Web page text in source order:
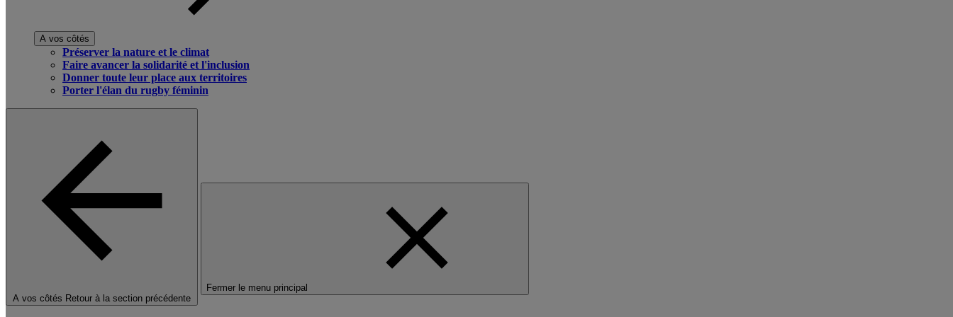
A vos côtés
Préserver la nature et le climat
Faire avancer la solidarité et l'inclusion
Donner toute leur place aux territoires
Porter l'élan du rugby féminin
A vos côtés Retour à la section précédente
Fermer le menu principal